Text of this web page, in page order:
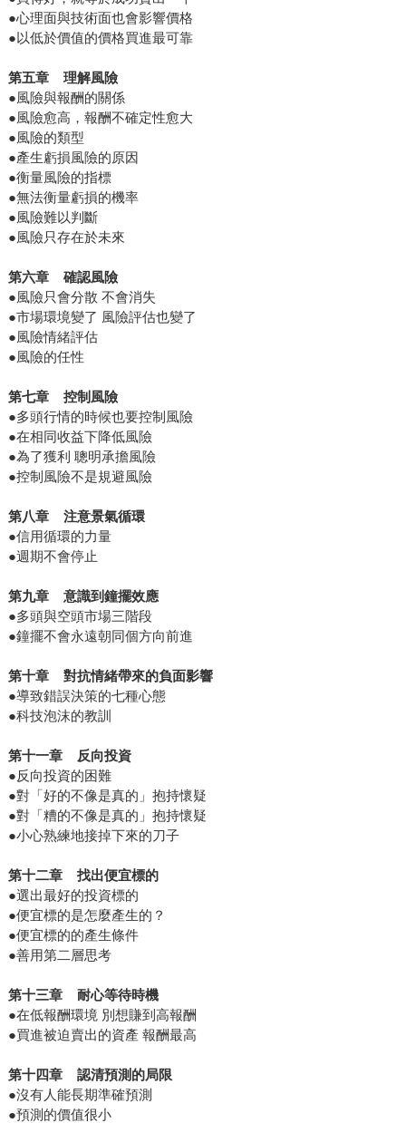
●心理面與技術面也會影響價格
●以低於價值的價格買進最可靠
第五章
理解風險
●風險與報酬的關係
●風險愈高，報酬不確定性愈大
●風險的類型
●產生虧損風險的原因
●衡量風險的指標
●無法衡量虧損的機率
●風險難以判斷
●風險只存在於未來
第六章
確認風險
●風險只會分散 不會消失
●市場環境變了 風險評估也變了
●風險情緒評估
●風險的任性
第七章
控制風險
●多頭行情的時候也要控制風險
●在相同收益下降低風險
●為了獲利 聰明承擔風險
●控制風險不是規避風險
第八章
注意景氣循環
●信用循環的力量
●週期不會停止
第九章
意識到鐘擺效應
●多頭與空頭市場三階段
●鐘擺不會永遠朝同個方向前進
第十章
對抗情緒帶來的負面影響
●導致錯誤決策的七種心態
●科技泡沫的教訓
第十一章
反向投資
●反向投資的困難
●對「好的不像是真的」抱持懷疑
●對「糟的不像是真的」抱持懷疑
●小心熟練地接掉下來的刀子
第十二章
找出便宜標的
●選出最好的投資標的
●便宜標的是怎麼產生的？
●便宜標的的產生條件
●善用第二層思考
第十三章
耐心等待時機
●在低報酬環境 別想賺到高報酬
●買進被迫賣出的資產 報酬最高
第十四章
認清預測的局限
●沒有人能長期準確預測
●預測的價值很小